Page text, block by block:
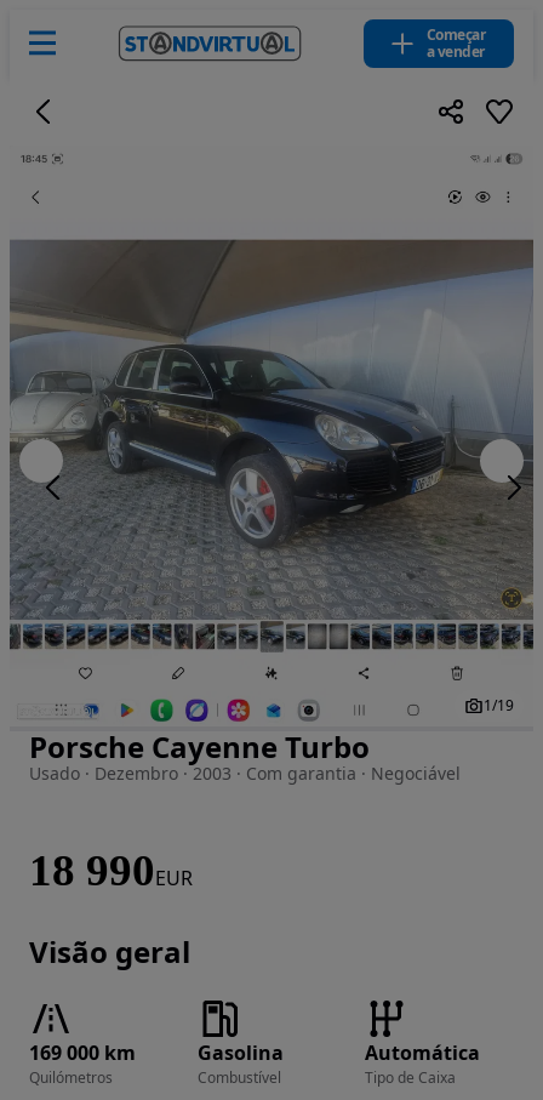
Começar
a vender
Imagem 1 de 19
1/19
Porsche Cayenne Turbo
Usado · Dezembro · 2003 · Com garantia · Negociável
18 990EUR
Visão geral
169 000 km
Quilómetros
Gasolina
Combustível
Automática
Tipo de Caixa